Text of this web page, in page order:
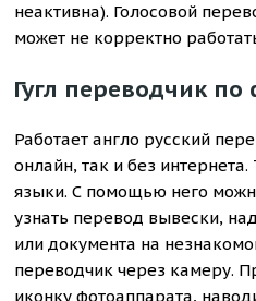
неактивна). Голосовой
может не корректно
Гугл переводчик по
Работает англо русский
онлайн, так и без
языки. С помощью него
узнать перевод вывески,
или документа на
переводчик через камеру.
иконку фотоаппарата,